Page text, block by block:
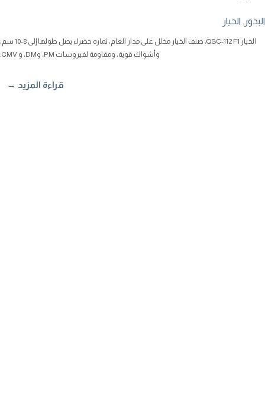
البذور الخيار
الخيار QSC-112 F1: صنف الخيار مخلل على مدار العام، ثماره خضراء يصل طولها إلى 8-10 سم،
وأشواك قوية، ومقاومة لفيروسات PM، وDM، و CMV.
قراءة المزيد →